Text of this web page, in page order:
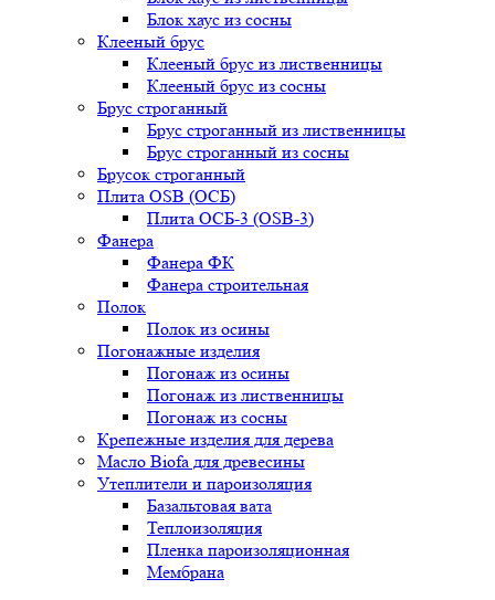
Блок хаус из сосны
Клееный брус
Клееный брус из лиственницы
Клееный брус из сосны
Брус строганный
Брус строганный из лиственницы
Брус строганный из сосны
Брусок строганный
Плита OSB (ОСБ)
Плита ОСБ-3 (OSB-3)
Фанера
Фанера ФК
Фанера строительная
Полок
Полок из осины
Погонажные изделия
Погонаж из осины
Погонаж из лиственницы
Погонаж из сосны
Крепежные изделия для дерева
Масло Biofa для древесины
Утеплители и пароизоляция
Базальтовая вата
Теплоизоляция
Пленка пароизоляционная
Мембрана